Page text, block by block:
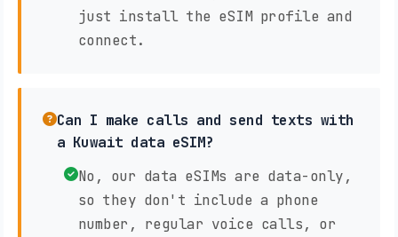
just install the eSIM profile and
connect.
Can I make calls and send texts with
a Kuwait data eSIM?
No, our data eSIMs are data-only,
so they don't include a phone
number, regular voice calls, or